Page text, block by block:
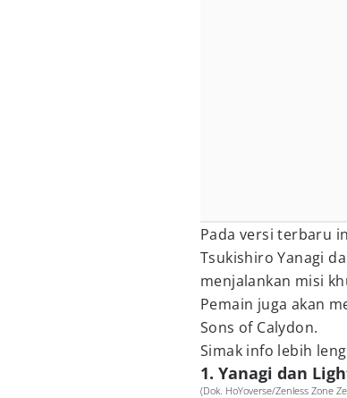
Pada versi terbaru
Tsukishiro Yanagi
menjalankan misi
Pemain juga akan
Sons of Calydon.
Simak info lebih
1. Yanagi dan
(Dok. HoYoverse/Zenless Zone